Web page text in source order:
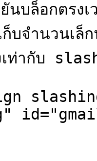
นบล็อกตร
ก็บจำนวนเ
เท่ากับ